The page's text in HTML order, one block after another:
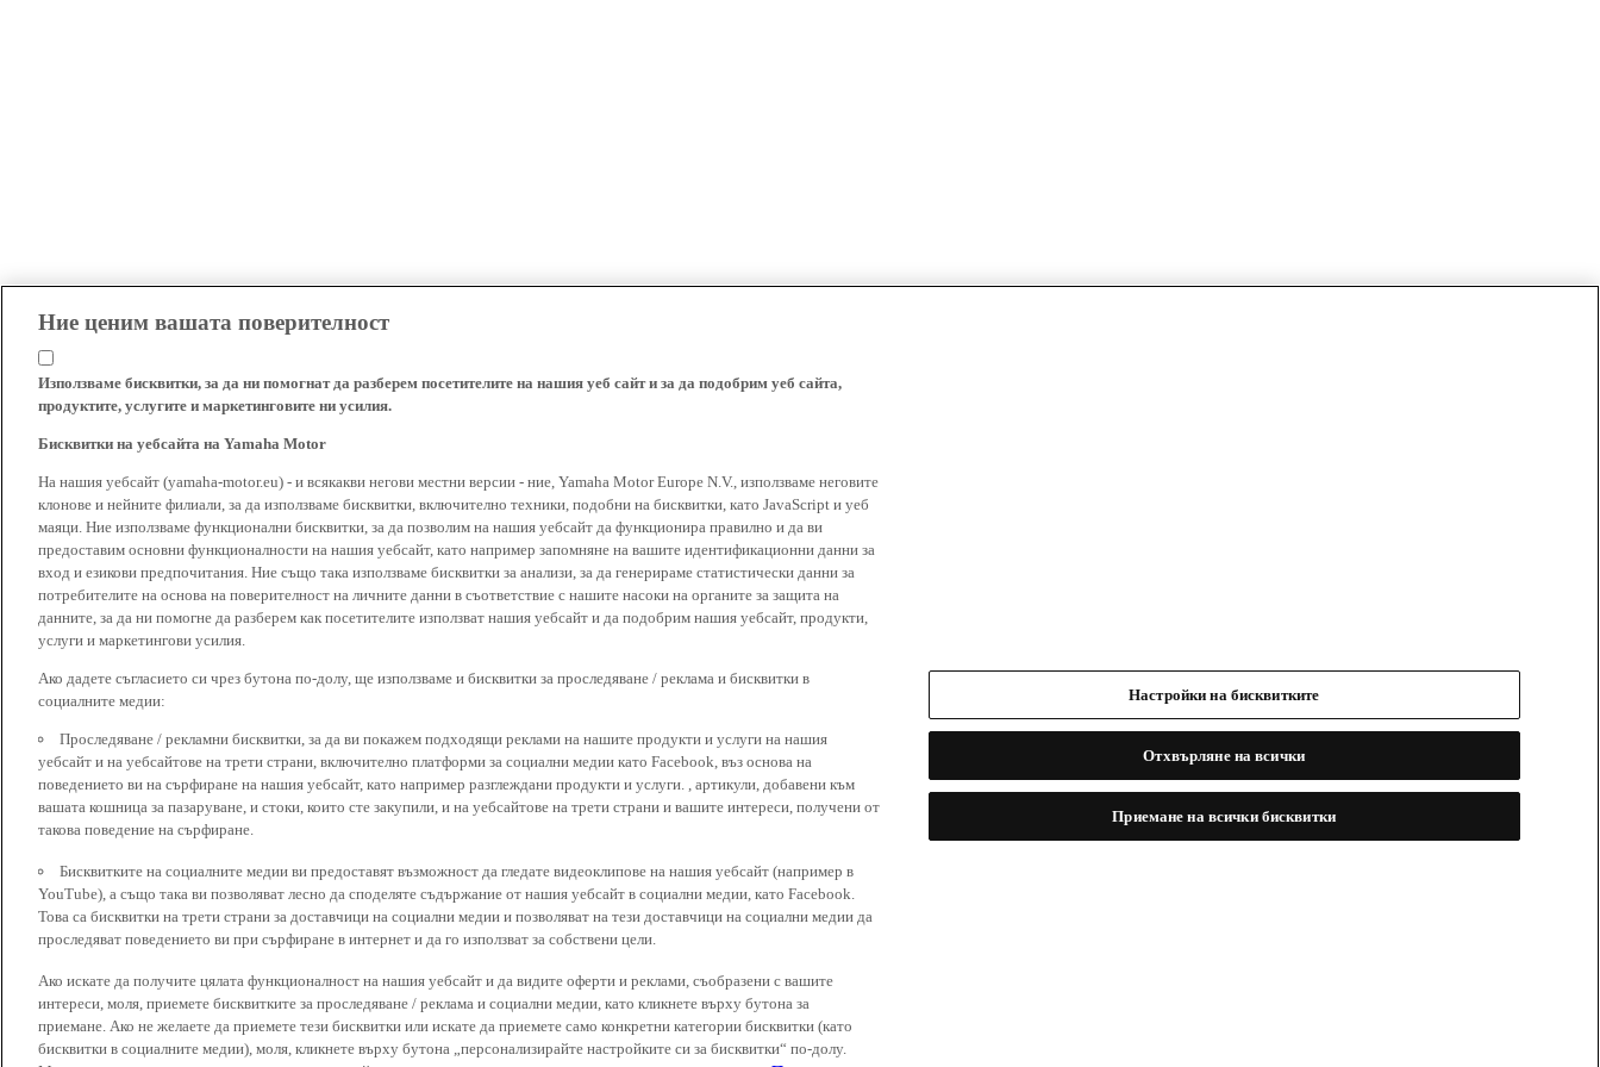
Ние ценим вашата поверителност
Използваме бисквитки, за да ни помогнат да разберем посетителите на нашия уеб сайт и за да подобрим уеб сайта,
продуктите, услугите и маркетинговите ни усилия.
Бисквитки на уебсайта на Yamaha Motor
На нашия уебсайт (yamaha-motor.eu) - и всякакви негови местни версии - ние, Yamaha Motor Europe N.V., използваме неговите
клонове и нейните филиали, за да използваме бисквитки, включително техники, подобни на бисквитки, като JavaScript и уеб
маяци. Ние използваме функционални бисквитки, за да позволим на нашия уебсайт да функционира правилно и да ви
предоставим основни функционалности на нашия уебсайт, като например запомняне на вашите идентификационни данни за
вход и езикови предпочитания. Ние също така използваме бисквитки за анализи, за да генерираме статистически данни за
потребителите на основа на поверителност на личните данни в съответствие с нашите насоки на органите за защита на
данните, за да ни помогне да разберем как посетителите използват нашия уебсайт и да подобрим нашия уебсайт, продукти,
услуги и маркетингови усилия.
Ако дадете съгласието си чрез бутона по-долу, ще използваме и бисквитки за проследяване / реклама и бисквитки в
социалните медии:
Проследяване / рекламни бисквитки, за да ви покажем подходящи реклами на нашите продукти и услуги на нашия
уебсайт и на уебсайтове на трети страни, включително платформи за социални медии като Facebook, въз основа на
поведението ви на сърфиране на нашия уебсайт, като например разглеждани продукти и услуги. , артикули, добавени към
вашата кошница за пазаруване, и стоки, които сте закупили, и на уебсайтове на трети страни и вашите интереси, получени от
такова поведение на сърфиране.
Бисквитките на социалните медии ви предоставят възможност да гледате видеоклипове на нашия уебсайт (например в
YouTube), а също така ви позволяват лесно да споделяте съдържание от нашия уебсайт в социални медии, като Facebook.
Това са бисквитки на трети страни за доставчици на социални медии и позволяват на тези доставчици на социални медии да
проследяват поведението ви при сърфиране в интернет и да го използват за собствени цели.
Ако искате да получите цялата функционалност на нашия уебсайт и да видите оферти и реклами, съобразени с вашите
интереси, моля, приемете бисквитките за проследяване / реклама и социални медии, като кликнете върху бутона за
приемане. Ако не желаете да приемете тези бисквитки или искате да приемете само конкретни категории бисквитки (като
бисквитки в социалните медии), моля, кликнете върху бутона „персонализирайте настройките си за бисквитки“ по-долу.
Настройки на бисквитките
Отхвърляне на всички
Приемане на всички бисквитки